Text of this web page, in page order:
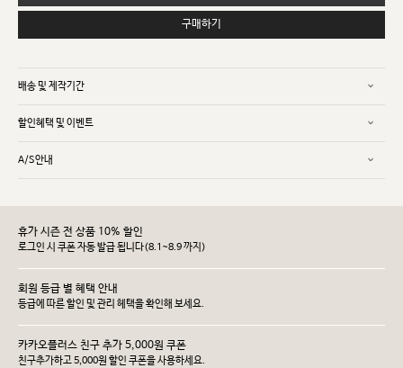
구매하기
배송 및 제작기간
할인혜택 및 이벤트
A/S안내
휴가 시즌 전 상품 10% 할인
로그인 시 쿠폰 자동 발급 됩니다(8.1~8.9 까지)
회원 등급 별 혜택 안내
등급에 따른 할인 및 관리 헤택을 확인해 보세요.
카카오플러스 친구 추가 5,000원 쿠폰
친구추가하고 5,000원 할인 쿠폰을 사용하세요.